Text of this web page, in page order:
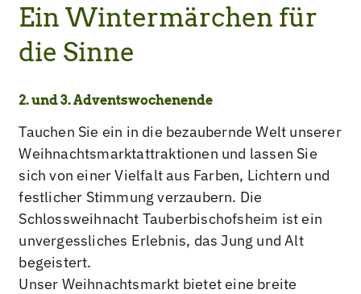
Ein Wintermärchen für
die Sinne
2. und 3. Adventswochenende
Tauchen Sie ein in die bezaubernde Welt unserer
Weihnachtsmarktattraktionen und lassen Sie
sich von einer Vielfalt aus Farben, Lichtern und
festlicher Stimmung verzaubern. Die
Schlossweihnacht Tauberbischofsheim ist ein
unvergessliches Erlebnis, das Jung und Alt
begeistert.
Unser Weihnachtsmarkt bietet eine breite